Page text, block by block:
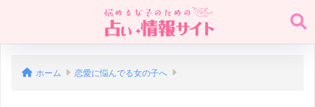
ホーム 恋愛に悩んでる女の子へ